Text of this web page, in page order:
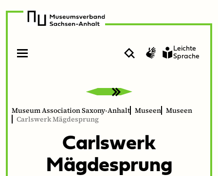
Navigation
Inhalt
Suche Gebärdenvideo
Leichte
Sprache
Museum Association Saxony-Anhalt Museen Museen
Carlswerk Mägdesprung
Carl­swerk
Mägdesprung